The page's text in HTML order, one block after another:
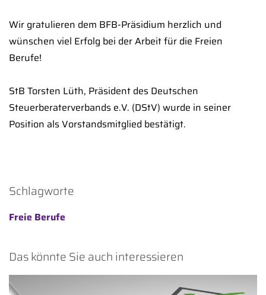
Wir gratulieren dem BFB-Präsidium herzlich und
wünschen viel Erfolg bei der Arbeit für die Freien
Berufe!
StB Torsten Lüth, Präsident des Deutschen
Steuerberaterverbands e.V. (DStV) wurde in seiner
Position als Vorstandsmitglied bestätigt.
Schlagworte
Freie Berufe
Das könnte Sie auch interessieren